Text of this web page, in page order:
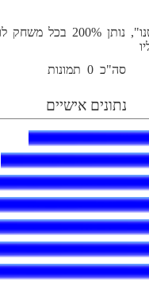
מעוז ההגנה, "אל קפיטנו",
סה"כ 0 תמונות
נתונים אישיים